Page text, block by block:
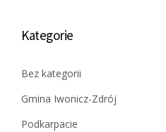
Kategorie
Bez kategorii
Gmina Iwonicz-Zdrój
Podkarpacie